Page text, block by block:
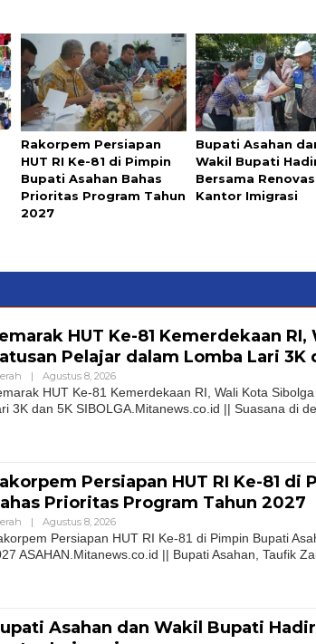
Rakorpem Persiapan
HUT RI Ke-81 di Pimpin
Bupati Asahan Bahas
Prioritas Program Tahun
2027
Bupati Asahan
Wakil Bupati
Bersama
Kantor Imigrasi
HUT Ke-81 Kemerdekaan
Pelajar dalam Lomba Lari 3K
| Agustus 8, 2026
HUT Ke-81 Kemerdekaan RI, Wali Kota
3K dan 5K SIBOLGA.Mitanews.co.id || Suasana di
Persiapan HUT RI Ke-81 di
Prioritas Program Tahun 2027
| Agustus 8, 2026
Persiapan HUT RI Ke-81 di Pimpin Bupati
ASAHAN.Mitanews.co.id || Bupati Asahan, Taufik
Asahan dan Wakil Bupati